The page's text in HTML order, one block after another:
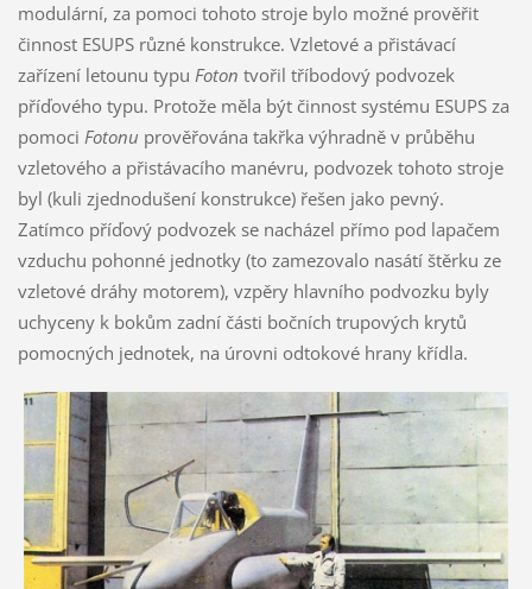
modulární, za pomoci tohoto stroje bylo možné prověřit
činnost ESUPS různé konstrukce. Vzletové a přistávací
zařízení letounu typu Foton tvořil tříbodový podvozek
příďového typu. Protože měla být činnost systému ESUPS za
pomoci Fotonu prověřována takřka výhradně v průběhu
vzletového a přistávacího manévru, podvozek tohoto stroje
byl (kuli zjednodušení konstrukce) řešen jako pevný.
Zatímco příďový podvozek se nacházel přímo pod lapačem
vzduchu pohonné jednotky (to zamezovalo nasátí štěrku ze
vzletové dráhy motorem), vzpěry hlavního podvozku byly
uchyceny k bokům zadní části bočních trupových krytů
pomocných jednotek, na úrovni odtokové hrany křídla.